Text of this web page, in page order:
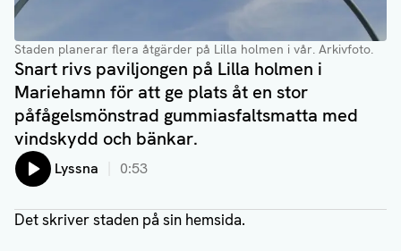
Staden planerar flera åtgärder på Lilla holmen i vår. Arkivfoto.
Snart rivs paviljongen på Lilla holmen i
Mariehamn för att ge plats åt en stor
påfågelsmönstrad gummiasfaltsmatta med
vindskydd och bänkar.
Lyssna 0:53
Det skriver staden på sin hemsida.